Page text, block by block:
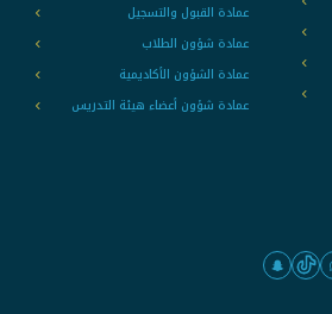
عمادة القبول والتسجيل
عمادة شؤون الطلاب
عمادة الشؤون الأكاديمية
عمادة شؤون أعضاء هيئة التدريس